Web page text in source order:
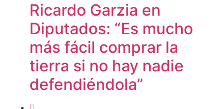
Ricardo Garzia en
Diputados: “Es mucho
más fácil comprar la
tierra si no hay nadie
defendiéndola”